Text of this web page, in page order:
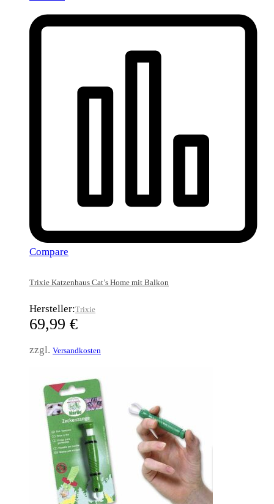
Compare
Trixie Katzenhaus Cat’s Home mit Balkon
Hersteller:Trixie
69,99 €
zzgl. Versandkosten